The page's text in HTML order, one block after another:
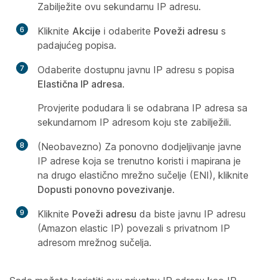
Zabilježite ovu sekundarnu IP adresu.
6 Kliknite Akcije i odaberite Poveži adresu s
padajućeg popisa.
7
Odaberite dostupnu javnu IP adresu s popisa
Elastična IP adresa.
Provjerite podudara li se odabrana IP adresa sa
sekundarnom IP adresom koju ste zabilježili.
8
(Neobavezno) Za ponovno dodjeljivanje javne
IP adrese koja se trenutno koristi i mapirana je
na drugo elastično mrežno sučelje (ENI), kliknite
Dopusti ponovno povezivanje.
9 Kliknite Poveži adresu da biste javnu IP adresu
(Amazon elastic IP) povezali s privatnom IP
adresom mrežnog sučelja.